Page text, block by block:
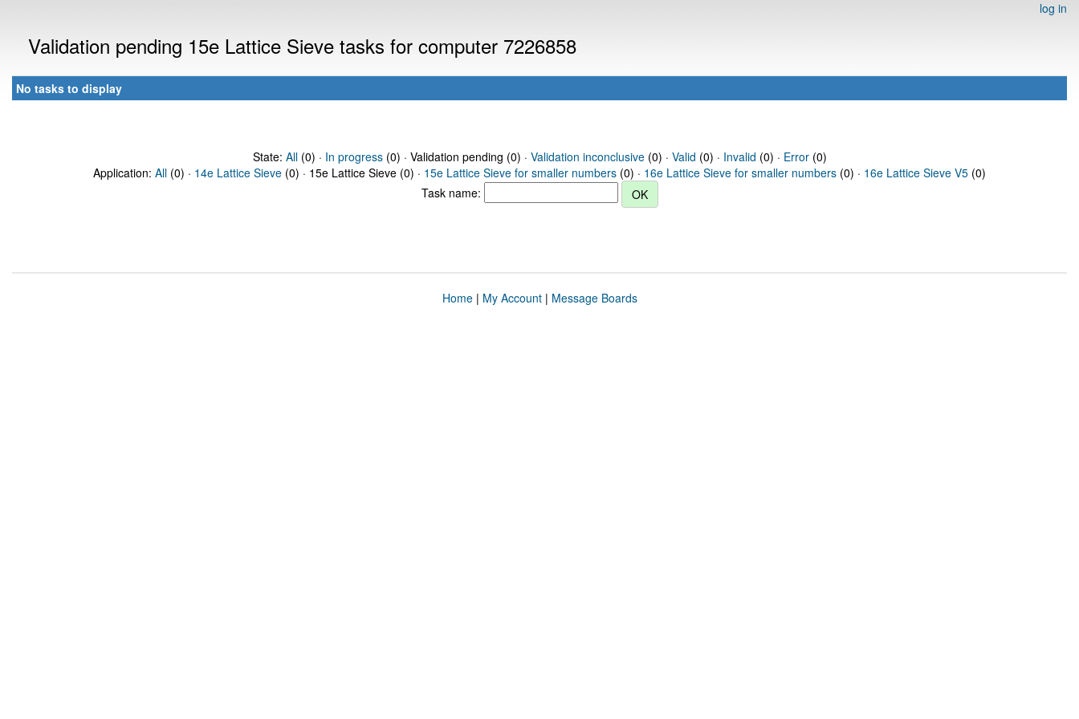
log in
Validation pending 15e Lattice Sieve tasks for computer 7226858
No tasks to display
State: All(0) · In progress(0) · Validation pending (0) · Validation inconclusive(0) · Valid (0) · Invalid (0) · Error(0)
Application: All (0) · 14e Lattice Sieve (0) · 15e Lattice Sieve (0) · 15e Lattice Sieve for smaller numbers (0) · 16e Lattice Sieve for smaller numbers (0) · 16e Lattice Sieve V5 (0)
Task name:
Home| My Account| Message Boards